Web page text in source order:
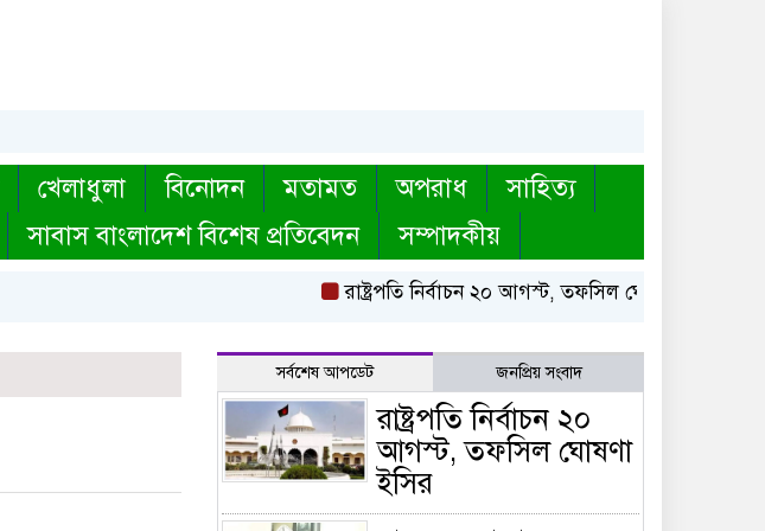
খেলাধুলা বিনোদন মতামত অপরাধ
সাহিত্য
সাবাস বাংলাদেশ বিশেষ প্রতিবেদন সম্পাদকীয়
রাষ্ট্রপতি নির্বাচন ২০ আগস্ট, তফসিল ঘোষণা ইসির
সর্বশেষ আপডেট জনপ্রিয় সংবাদ
রাষ্ট্রপতি নির্বাচন ২০
আগস্ট, তফসিল ঘোষণা
ইসির